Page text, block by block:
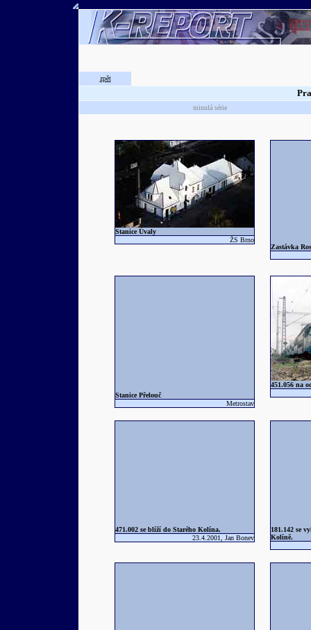
zpět
minulá série
Stanice Úvaly
ŽS Brno
Zastávka
Stanice Přelouč
Metrostav
451.056 na
471.002 se blíží do Starého Kolína.
23.4.2001, Jan Bonev
181.142 se
Kolíně.